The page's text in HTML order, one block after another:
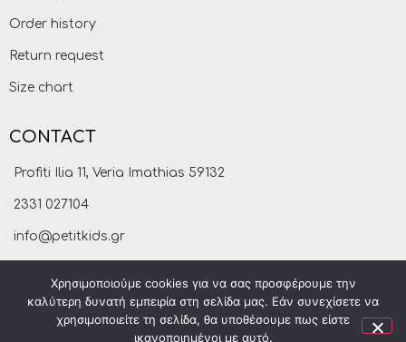
Order history
Return request
Size chart
CONTACT
Profiti Ilia 11, Veria Imathias 59132
2331 027104
info@petitkids.gr
Χρησιμοποιούμε cookies για να σας προσφέρουμε την
καλύτερη δυνατή εμπειρία στη σελίδα μας. Εάν συνεχίσετε να
χρησιμοποιείτε τη σελίδα, θα υποθέσουμε πως είστε
ικανοποιημένοι με αυτό.